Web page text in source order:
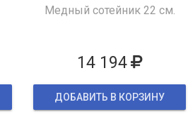
Медный сотейник 22 см.
14 194
ДОБАВИТЬ В КОРЗИНУ